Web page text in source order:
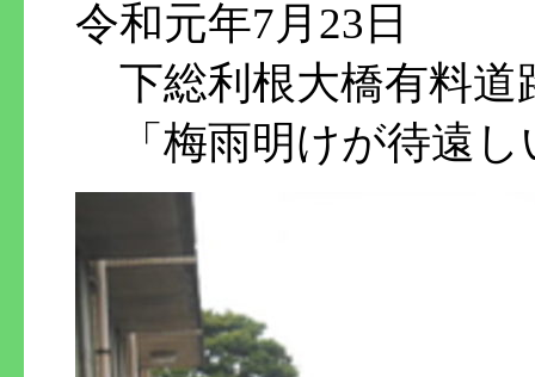
令和元年7月23日
下総利根大橋有料道
「梅雨明けが待遠し